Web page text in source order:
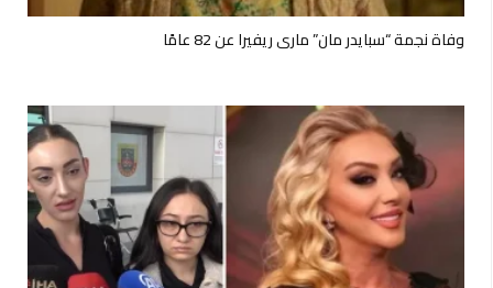
وفاة نجمة “سبايدر مان” ماري ريفيرا عن 82 عامًا